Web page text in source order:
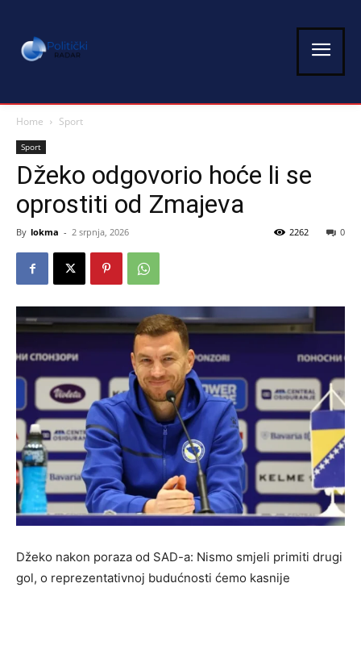
Home Sport
Sport
Džeko odgovorio hoće li se
oprostiti od Zmajeva
By lokma - 2 srpnja, 2026 0
2262
Džeko nakon poraza od SAD-a: Nismo smjeli primiti drugi
gol, o reprezentativnoj budućnosti ćemo kasnije